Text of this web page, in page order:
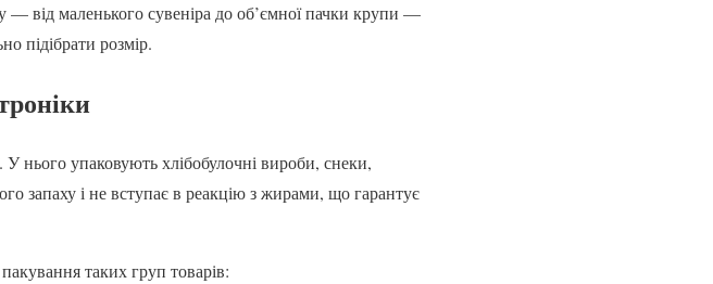
— від маленького сувеніра до об’ємної пачки крупи —
підібрати розмір.
У нього упаковують хлібобулочні вироби, снеки,
запаху і не вступає в реакцію з жирами, що гарантує
таких груп товарів: